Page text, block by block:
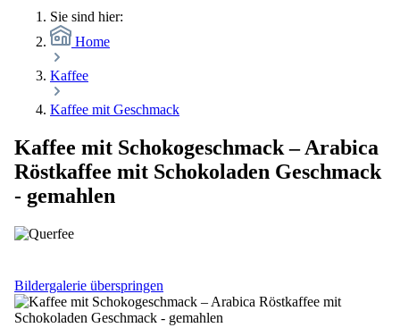
Sie sind hier:
Home
Kaffee
Kaffee mit Geschmack
Kaffee mit Schokogeschmack – Arabica
Röstkaffee mit Schokoladen Geschmack
- gemahlen
Bildergalerie überspringen